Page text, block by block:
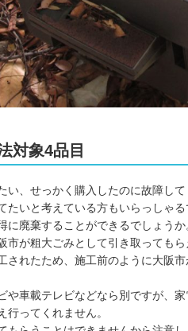
対象4品目
い、せっかく購入したのに故障し
たいと考えている方もいらっしゃる
に廃棄することができるでしょうか
市が粗大ごみとして引き取っても
されたため、施工前のように大阪
や車載テレビなどなら別ですが、
行ってくれません。